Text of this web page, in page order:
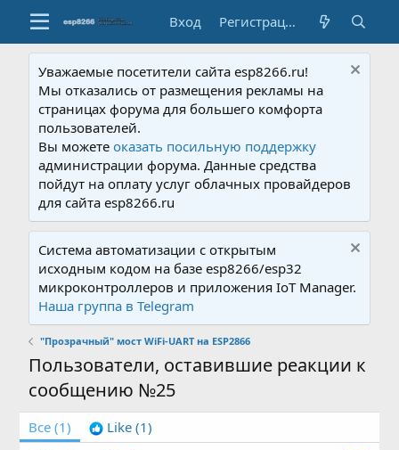
Вход Регистрация
Уважаемые посетители сайта esp8266.ru!
Мы отказались от размещения рекламы на
страницах форума для большего комфорта
пользователей.
Вы можетеоказать посильную поддержку
администрации форума. Данные средства
пойдут на оплату услуг облачных провайдеров
для сайта esp8266.ru
Система автоматизации с открытым
исходным кодом на базе esp8266/esp32
микроконтроллеров и приложения IoT Manager.
Наша группа в Telegram
"Прозрачный" мост WiFi-UART на ESP2866
Пользователи, оставившие реакции к
сообщению №25
Все (1) Like (1)